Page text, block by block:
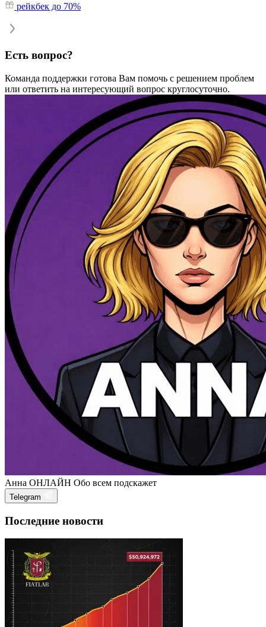
рейкбек до 70%
Есть вопрос?
Команда поддержки готова Вам помочь с решением проблем
или ответить на интересующий вопрос круглосуточно.
Анна ОНЛАЙН Обо всем подскажет
Telegram
Последние новости